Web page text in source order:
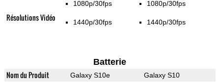
Résolutions Vidéo
1080p/30fps
1440p/30fps
1080p/30fps
1440p/30fps
Batterie
Nom du Produit Galaxy S10e Galaxy S10